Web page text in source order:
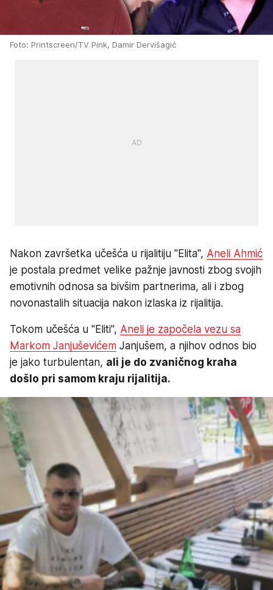
Foto: Printscreen/TV Pink, Damir Dervišagić
Nakon završetka učešća u rijalitiju "Elita", Aneli Ahmić
je postala predmet velike pažnje javnosti zbog svojih
emotivnih odnosa sa bivšim partnerima, ali i zbog
novonastalih situacija nakon izlaska iz rijalitija.
Tokom učešća u "Eliti", Aneli je započela vezu sa
Markom Janjuševićem Janjušem, a njihov odnos bio
je jako turbulentan, ali je do zvaničnog kraha
došlo pri samom kraju rijalitija.